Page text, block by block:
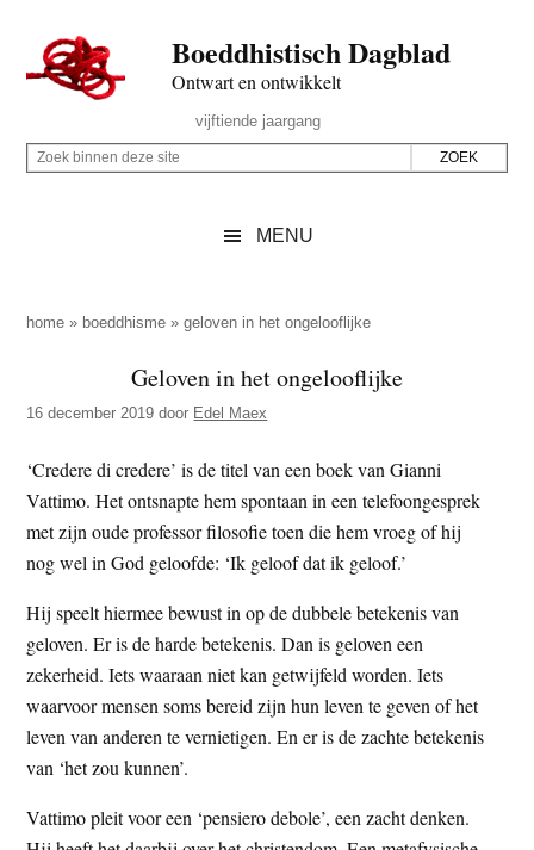
naar
de
inhoud
secondary
naar
de
sidebar
naar
de
Boeddhistisch Dagblad
Ontwart en ontwikkelt
Rechts
vijftiende jaargang
Z
p
z
e
s
i
t
Z
i
e
d
e
z
e
i
t
e
MENU
home » boeddhisme »geloven in het ongelooflijke
Geloven in het ongelooflijke
16 december 2019 door Edel Maex
‘Credere di credere’ is de titel van een boek van Gianni
Vattimo. Het ontsnapte hem spontaan in een telefoongesprek
met zijn oude professor filosofie toen die hem vroeg of hij
nog wel in God geloofde: ‘Ik geloof dat ik geloof.’
Hij speelt hiermee bewust in op de dubbele betekenis van
geloven. Er is de harde betekenis. Dan is geloven een
zekerheid. Iets waaraan niet kan getwijfeld worden. Iets
waarvoor mensen soms bereid zijn hun leven te geven of het
leven van anderen te vernietigen. En er is de zachte betekenis
van ‘het zou kunnen’.
Vattimo pleit voor een ‘pensiero debole’, een zacht denken.